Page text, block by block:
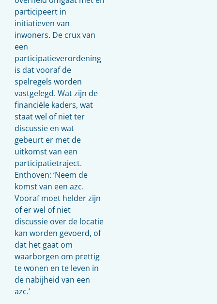
participeert in
initiatieven van
inwoners. De crux van
een
participatieverordening
is dat vooraf de
spelregels worden
vastgelegd. Wat zijn de
financiële kaders, wat
staat wel of niet ter
discussie en wat
gebeurt er met de
uitkomst van een
participatietraject.
Enthoven: ‘Neem de
komst van een azc.
Vooraf moet helder zijn
of er wel of niet
discussie over de locatie
kan worden gevoerd, of
dat het gaat om
waarborgen om prettig
te wonen en te leven in
de nabijheid van een
azc.’